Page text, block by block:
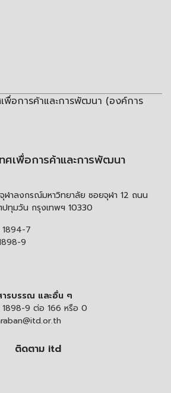
เพื่อการค้าและการพัฒนา (องค์การ
ศเพื่อการค้าและการพัฒนา
าลงกรณ์มหาวิทยาลัย ซอยจุฬา 12 ถนน
ทุมวัน กรุงเทพฯ 10330
7
9
รบรรณ และอื่น ๆ
9 ต่อ 166 หรือ 0
ติดตาม itd